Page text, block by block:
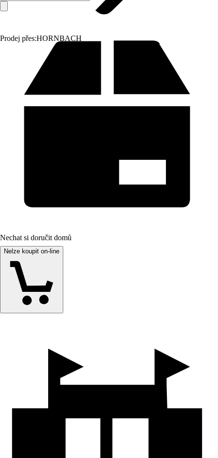
Prodej přes:HORNBACH
Nechat si doručit domů
Nelze koupit on-line